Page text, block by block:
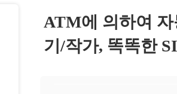
ATM에 의하여
기/작가, 똑똑한